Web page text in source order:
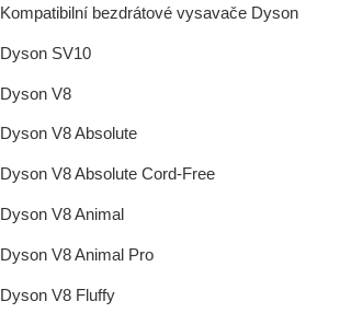
Kompatibilní bezdrátové vysavače Dyson
Dyson SV10
Dyson V8
Dyson V8 Absolute
Dyson V8 Absolute Cord-Free
Dyson V8 Animal
Dyson V8 Animal Pro
Dyson V8 Fluffy